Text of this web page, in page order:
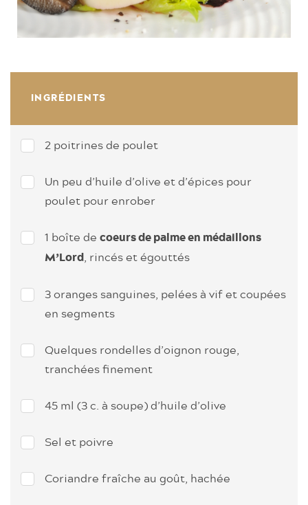
INGRÉDIENTS
2 poitrines de poulet
Un peu d’huile d’olive et d’épices pour
poulet pour enrober
1 boîte de coeurs de palme en médaillons
M’Lord , rincés et égouttés
3 oranges sanguines, pelées à vif et coupées
en segments
Quelques rondelles d’oignon rouge,
tranchées finement
45 ml (3 c. à soupe) d’huile d’olive
Sel et poivre
Coriandre fraîche au goût, hachée